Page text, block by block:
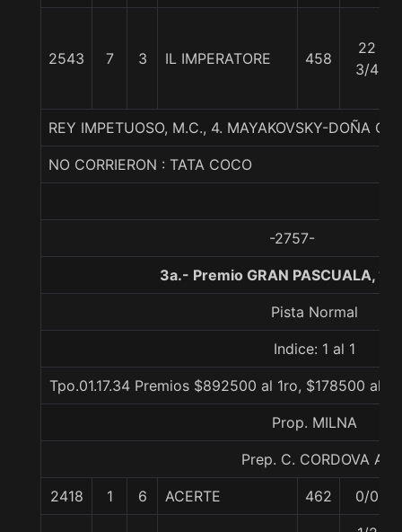
2543 7 3 IL IMPERATORE 458
22
3/4
REY IMPETUOSO, M.C., 4. MAYAKOVSKY-DOÑA
NO CORRIERON : TATA COCO
-2757-
3a.- Premio GRAN PASCUALA,
Pista Normal
Indice: 1 al 1
Tpo.01.17.34 Premios $892500 al 1ro, $178500 al
Prop. MILNA
Prep. C. CORDOVA A.
2418 1 6 ACERTE 462 0/0